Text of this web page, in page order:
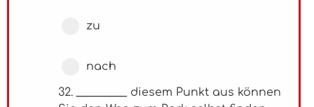
zu
nach
32. _________ diesem Punkt aus können